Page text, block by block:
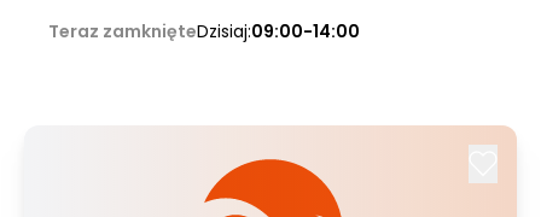
Teraz zamknięteDzisiaj:09:00-14:00